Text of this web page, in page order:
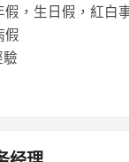
假，生日假，紅白
假